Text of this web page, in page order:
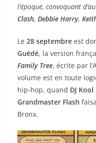
l’époque, convoquant
Clash, Debbie Harry,
Le 28 septembre est
Guédé, la version
Family Tree, écrite par
volume est en toute
hip-hop, quand DJ
Grandmaster Flash
Bronx.